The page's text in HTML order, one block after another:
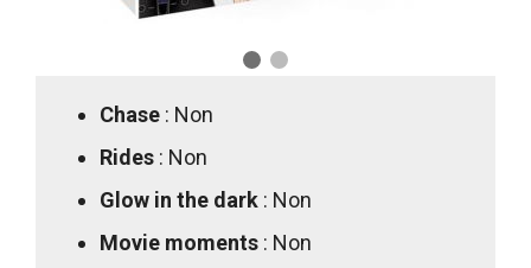
Chase : Non
Rides : Non
Glow in the dark : Non
Movie moments : Non